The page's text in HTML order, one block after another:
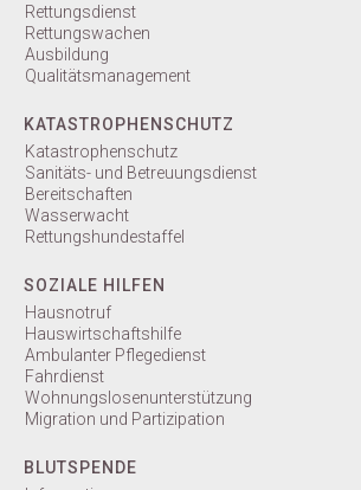
Rettungsdienst
Rettungswachen
Ausbildung
Qualitätsmanagement
KATASTROPHENSCHUTZ
Katastrophenschutz
Sanitäts- und Betreuungsdienst
Bereitschaften
Wasserwacht
Rettungshundestaffel
SOZIALE HILFEN
Hausnotruf
Hauswirtschaftshilfe
Ambulanter Pflegedienst
Fahrdienst
Wohnungslosenunterstützung
Migration und Partizipation
BLUTSPENDE